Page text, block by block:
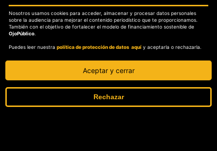
también exige revisar las formas tradicionales de hacer
activismo. Para la artivista, no todas las personas se
sienten convocadas por los mismos espacios ni por las
mismas metodologías, por lo que resulta necesario
abrir formas de participación más creativas, afectivas y
cercanas a las experiencias cotidianas de las
comunidades.
Nosotros usamos cookies para acceder, almacenar y procesar datos personales
sobre la audiencia para mejorar el contenido periodístico que te proporcionamos.
También con el objetivo de fortalecer el modelo de financiamiento sostenible de
OjoPúblico.
Puedes leer nuestrapolítica de protección de datos aquí y aceptarla o rechazarla.
Aceptar y cerrar
Rechazar